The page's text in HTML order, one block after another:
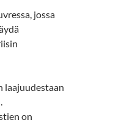
jossa
laajuudestaan
on